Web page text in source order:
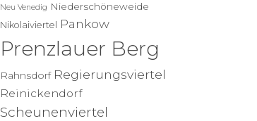
Neu Venedig Niederschöneweide
Nikolaiviertel Pankow
Prenzlauer Berg
Rahnsdorf Regierungsviertel
Reinickendorf
Scheunenviertel